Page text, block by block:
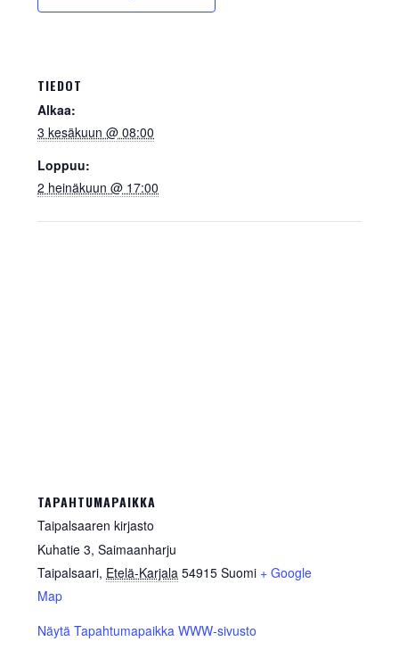
TIEDOT
Alkaa:
3 kesäkuun @ 08:00
Loppuu:
2 heinäkuun @ 17:00
TAPAHTUMAPAIKKA
Taipalsaaren kirjasto
Kuhatie 3, Saimaanharju
Taipalsaari, Etelä-Karjala 54915 Suomi + Google
Map
Näytä Tapahtumapaikka WWW-sivusto